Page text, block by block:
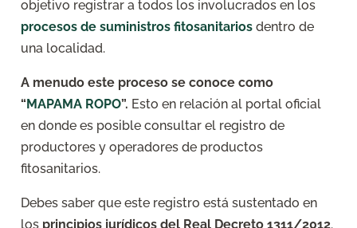
objetivo registrar a todos los involucrados en los
procesos de suministros fitosanitarios dentro de
una localidad.
A menudo este proceso se conoce como
“MAPAMA ROPO”. Esto en relación al portal oficial
en donde es posible consultar el registro de
productores y operadores de productos
fitosanitarios.
Debes saber que este registro está sustentado en
los principios jurídicos del Real Decreto 1311/2012.